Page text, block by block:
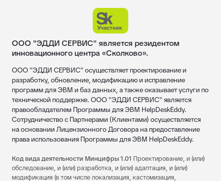
ООО "ЭДДИ СЕРВИС" является резидентом
инновационного центра «Сколково».
ООО "ЭДДИ СЕРВИС" осуществляет проектирование и
разработку, обновление, модификацию и исправление
программ для ЭВМ и баз данных, а также оказывает услуги по
технической поддержке. ООО "ЭДДИ СЕРВИС" является
правообладателем Программы для ЭВМ HelpDeskEddy.
Сотрудничество с Партнерами (Клиентами) осуществляется
на основании Лицензионного Договора на предоставление
права использования Программы для ЭВМ HelpDeskEddy.
Код вида деятельности Минцифры 1.01 Проектирование, и (или)
обследование, и (или) разработка, и (или) адаптация, и (или)
модификация (в том числе локализация, кастомизация,